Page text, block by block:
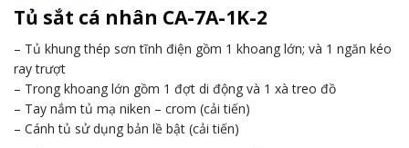
Tủ sắt cá nhân CA-7A-1K-2
– Tủ khung thép sơn tĩnh điện gồm 1 khoang lớn; và 1 ngăn kéo
ray trượt
– Trong khoang lớn gồm 1 đợt di động và 1 xà treo đồ
– Tay nắm tủ mạ niken – crom (cải tiến)
– Cánh tủ sử dụng bản lề bật (cải tiến)